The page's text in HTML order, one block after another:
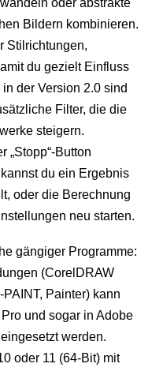
Bildern kombinieren.
Stilrichtungen,
du gezielt Einfluss
der Version 2.0 sind
Filter, die die
steigern.
„Stopp“-Button
du ein Ergebnis
oder die Berechnung
neu starten.
gängiger Programme:
(CorelDRAW
Painter) kann
und sogar in Adobe
werden.
oder 11 (64-Bit) mit